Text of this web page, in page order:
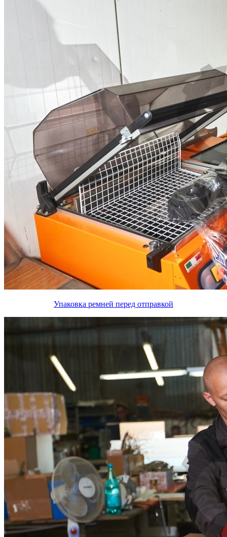
Упаковка ремней перед отправкой